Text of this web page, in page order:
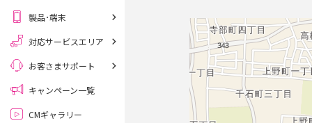
UQ mobile
データチャージサイト
製品･端末
対応サービスエリア
お客さまサポート
キャンペーン一覧
CMギャラリー